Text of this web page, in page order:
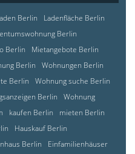
Berlin
Ladenfläche Berlin
Berlin
Berlin
Mietangebote Berlin
Berlin
Wohnungen Berlin
Berlin
Wohnung suche Berlin
Berlin
Wohnung
kaufen Berlin
mieten Berlin
Hauskauf Berlin
Berlin
Einfamilienhäuser